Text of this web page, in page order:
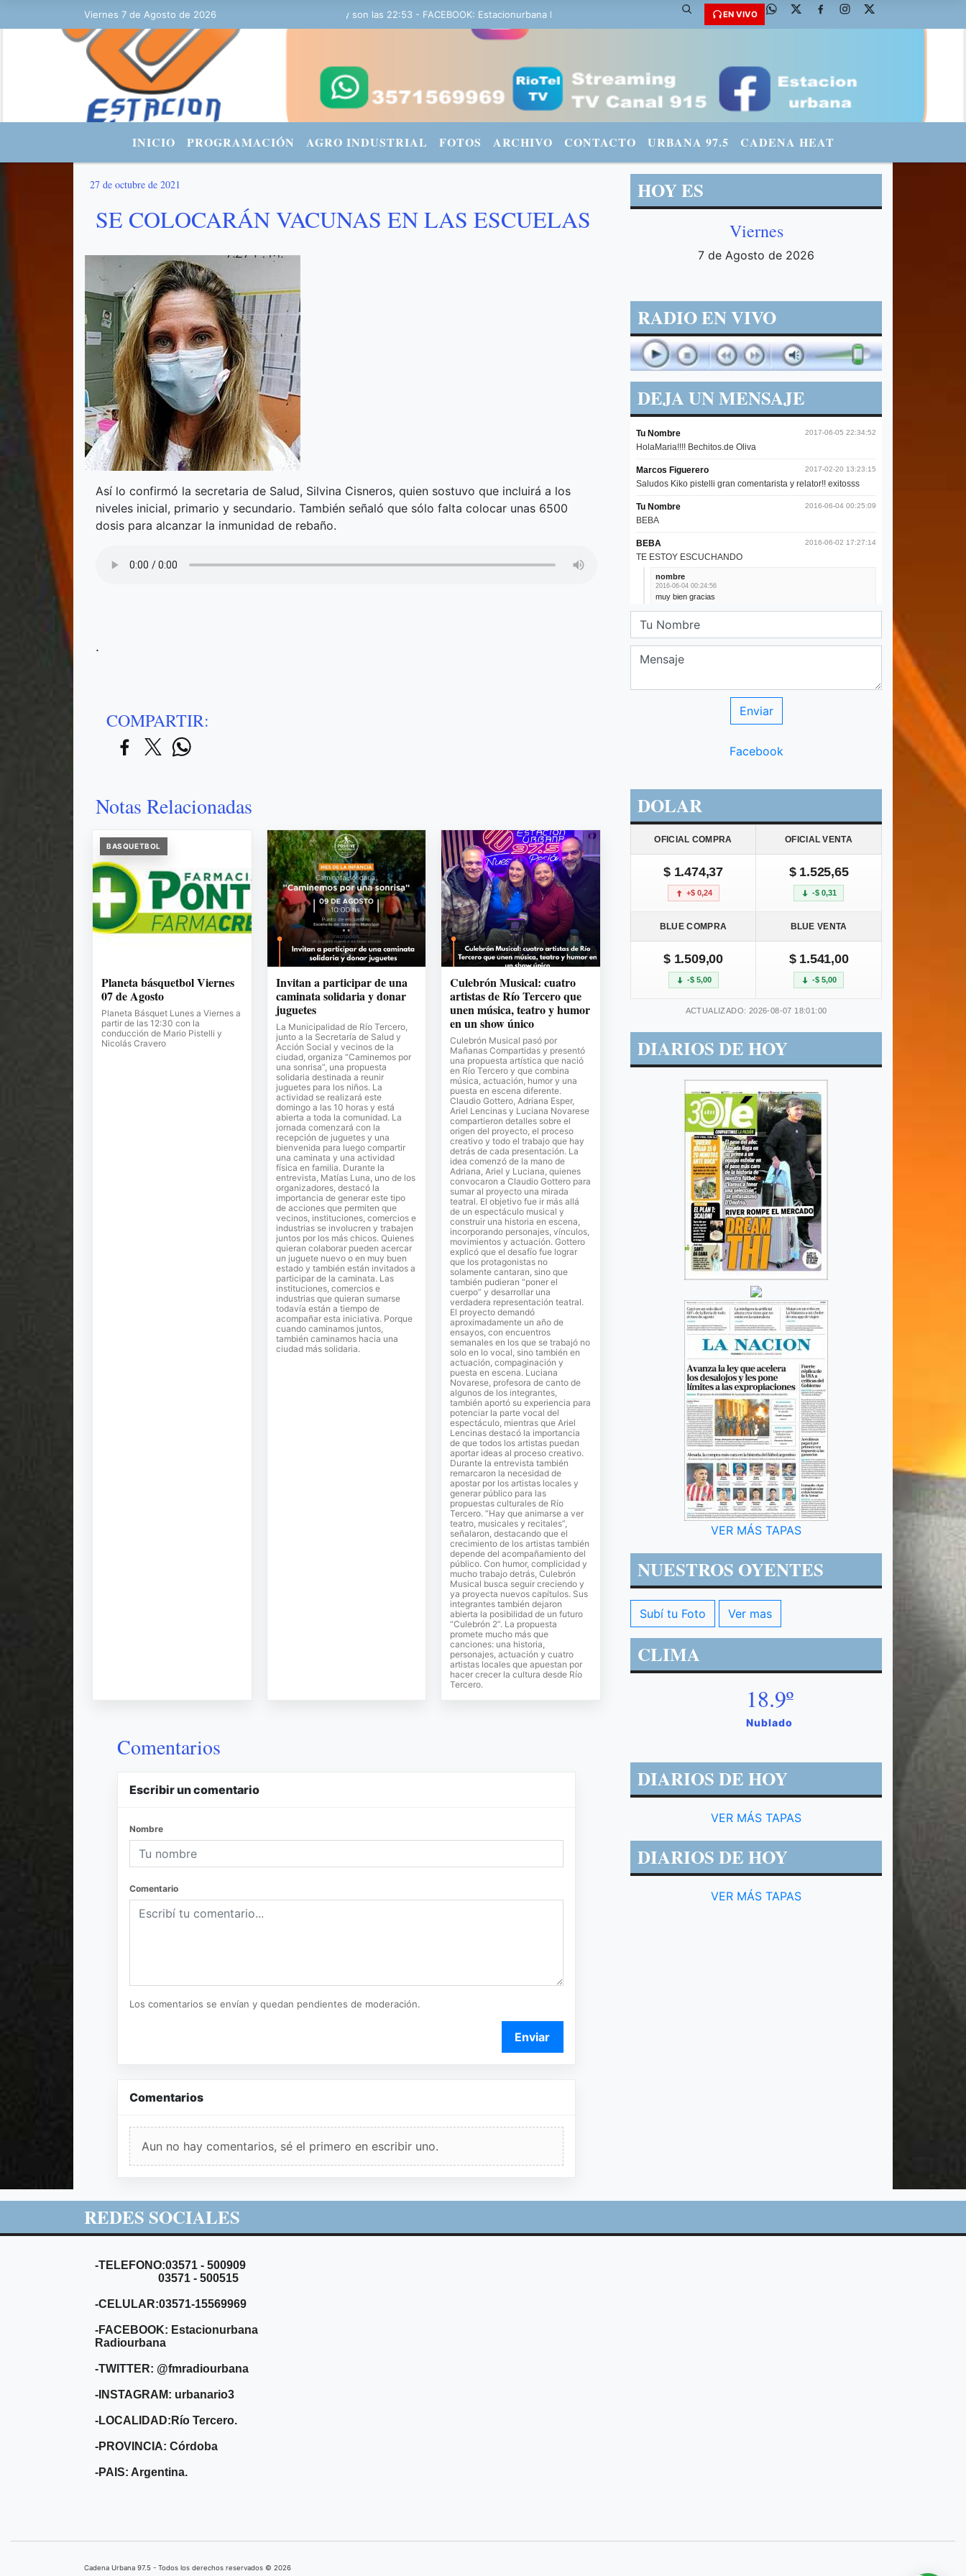
Viernes 7 de Agosto de 2026Hoy es Viernes 7 de Agosto de 2026 y son las 22:53 - FACEBOOK: Estacionurbana Radiourbana - TWITTER: @fmradiourbana - INSTAGRAM: urbanario3 WHATSAPP: 3571569969
EN VIVO
INICIO PROGRAMACIÓN AGRO INDUSTRIAL FOTOS ARCHIVO CONTACTO URBANA 97.5 CADENA HEAT
27 de octubre de 2021
SE COLOCARÁN VACUNAS EN LAS ESCUELAS
Así lo confirmó la secretaria de Salud, Silvina Cisneros, quien sostuvo que incluirá a los
niveles inicial, primario y secundario. También señaló que sólo falta colocar unas 6500
dosis para alcanzar la inmunidad de rebaño.
.
COMPARTIR:
Notas Relacionadas
BASQUETBOL
Planeta básquetbol Viernes
07 de Agosto
Planeta Básquet Lunes a Viernes a
partir de las 12:30 con la
conducción de Mario Pistelli y
Nicolás Cravero
Invitan a participar de una
caminata solidaria y donar
juguetes
La Municipalidad de Río Tercero,
junto a la Secretaría de Salud y
Acción Social y vecinos de la
ciudad, organiza “Caminemos por
una sonrisa”, una propuesta
solidaria destinada a reunir
juguetes para los niños. La
actividad se realizará este
domingo a las 10 horas y está
abierta a toda la comunidad. La
jornada comenzará con la
recepción de juguetes y una
bienvenida para luego compartir
una caminata y una actividad
física en familia. Durante la
entrevista, Matías Luna, uno de los
organizadores, destacó la
importancia de generar este tipo
de acciones que permiten que
vecinos, instituciones, comercios e
industrias se involucren y trabajen
juntos por los más chicos. Quienes
quieran colaborar pueden acercar
un juguete nuevo o en muy buen
estado y también están invitados a
participar de la caminata. Las
instituciones, comercios e
industrias que quieran sumarse
todavía están a tiempo de
acompañar esta iniciativa. Porque
cuando caminamos juntos,
también caminamos hacia una
ciudad más solidaria.
Culebrón Musical: cuatro
artistas de Río Tercero que
unen música, teatro y humor
en un show único
Culebrón Musical pasó por
Mañanas Compartidas y presentó
una propuesta artística que nació
en Río Tercero y que combina
música, actuación, humor y una
puesta en escena diferente.
Claudio Gottero, Adriana Esper,
Ariel Lencinas y Luciana Novarese
compartieron detalles sobre el
origen del proyecto, el proceso
creativo y todo el trabajo que hay
detrás de cada presentación. La
idea comenzó de la mano de
Adriana, Ariel y Luciana, quienes
convocaron a Claudio Gottero para
sumar al proyecto una mirada
teatral. El objetivo fue ir más allá
de un espectáculo musical y
construir una historia en escena,
incorporando personajes, vínculos,
movimientos y actuación. Gottero
explicó que el desafío fue lograr
que los protagonistas no
solamente cantaran, sino que
también pudieran “poner el
cuerpo” y desarrollar una
verdadera representación teatral.
El proyecto demandó
aproximadamente un año de
ensayos, con encuentros
semanales en los que se trabajó no
solo en lo vocal, sino también en
actuación, compaginación y
puesta en escena. Luciana
Novarese, profesora de canto de
algunos de los integrantes,
también aportó su experiencia para
potenciar la parte vocal del
espectáculo, mientras que Ariel
Lencinas destacó la importancia
de que todos los artistas puedan
aportar ideas al proceso creativo.
Durante la entrevista también
remarcaron la necesidad de
apostar por los artistas locales y
generar público para las
propuestas culturales de Río
Tercero. “Hay que animarse a ver
teatro, musicales y recitales”,
señalaron, destacando que el
crecimiento de los artistas también
depende del acompañamiento del
público. Con humor, complicidad y
mucho trabajo detrás, Culebrón
Musical busca seguir creciendo y
ya proyecta nuevos capítulos. Sus
integrantes también dejaron
abierta la posibilidad de un futuro
“Culebrón 2”. La propuesta
promete mucho más que
canciones: una historia,
personajes, actuación y cuatro
artistas locales que apuestan por
hacer crecer la cultura desde Río
Tercero.
Comentarios
Escribir un comentario
Nombre
Comentario
Los comentarios se envían y quedan pendientes de moderación.
Enviar
Comentarios
Aun no hay comentarios, sé el primero en escribir uno.
HOY ES
Viernes
7 de Agosto de 2026
RADIO EN VIVO
DEJA UN MENSAJE
Facebook
DOLAR
OFICIAL COMPRA OFICIAL VENTA
$ 1.474,37
+$ 0,24
$ 1.525,65
-$ 0,31
BLUE COMPRA BLUE VENTA
$ 1.509,00
-$ 5,00
$ 1.541,00
-$ 5,00
ACTUALIZADO: 2026-08-07 18:01:00
DIARIOS DE HOY
VER MÁS TAPAS
NUESTROS OYENTES
Subí tu Foto Ver mas
CLIMA
18.9º
Nublado
DIARIOS DE HOY
VER MÁS TAPAS
DIARIOS DE HOY
VER MÁS TAPAS
REDES SOCIALES
-TELEFONO:03571 - 500909
03571 - 500515
-CELULAR:03571-15569969
-FACEBOOK: Estacionurbana
Radiourbana
-TWITTER: @fmradiourbana
-INSTAGRAM: urbanario3
-LOCALIDAD:Río Tercero.
-PROVINCIA: Córdoba
-PAIS: Argentina.
Cadena Urbana ​97.5 - Todos los derechos reservados © 2026